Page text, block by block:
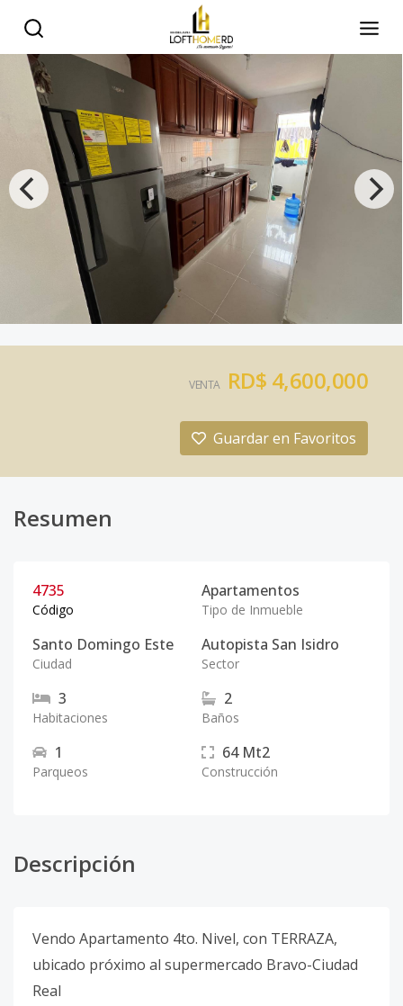
VENTA RD$ 4,600,000
Guardar en Favoritos
Resumen
4735
Código
Apartamentos
Tipo de Inmueble
Santo Domingo Este
Ciudad
Autopista San Isidro
Sector
3
Habitaciones
2
Baños
1
Parqueos
64 Mt2
Construcción
Descripción
Vendo Apartamento 4to. Nivel, con TERRAZA,
ubicado próximo al supermercado Bravo-Ciudad
Real